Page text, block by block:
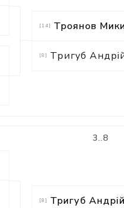
[14] Троянов
[8] Тригуб
3..8
[8] Тригуб